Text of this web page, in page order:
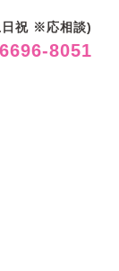
日祝 ※応相談)
8051